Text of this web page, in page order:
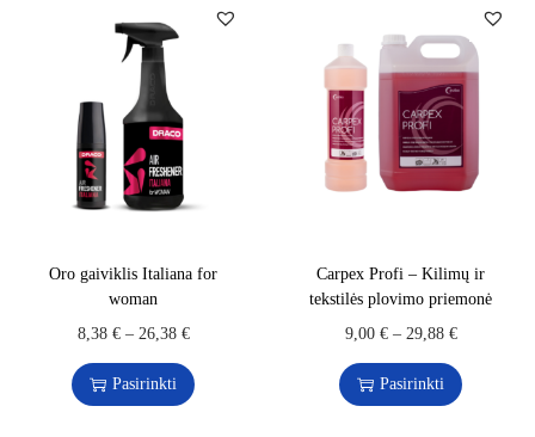
Oro gaiviklis Italiana for
woman
8,38 €– 26,38 €
Pasirinkti
Carpex Profi – Kilimų ir
tekstilės plovimo priemonė
9,00 €– 29,88 €
Pasirinkti